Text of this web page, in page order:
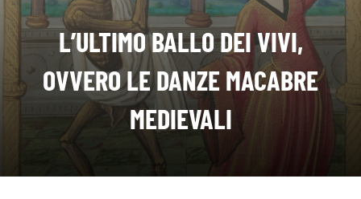
ABOUT US
DIDATTICA
RECENSIONI
L’ULTIMO BALLO DEI VIVI,
OVVERO LE DANZE MACABRE
MEDIEVALI